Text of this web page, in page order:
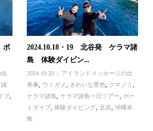
ボ
諸
ブ,
2024.10.18・19 北谷発 ケラマ諸
島 体験ダイビン...
2024.10.20
アイランドメッセージの出
来事
ウミガメ きれいな景色 クマノミ
ケラマ諸島
,ケラマ諸島一日ツアー
ボー
トダイブ ,体験ダイビング ,北谷 ,沖縄本
島